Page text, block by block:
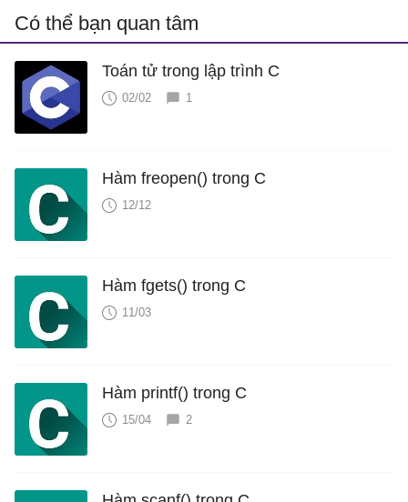
Có thể bạn quan tâm
Toán tử trong lập trình C
02/02 1
Hàm freopen() trong C
12/12
Hàm fgets() trong C
11/03
Hàm printf() trong C
15/04 2